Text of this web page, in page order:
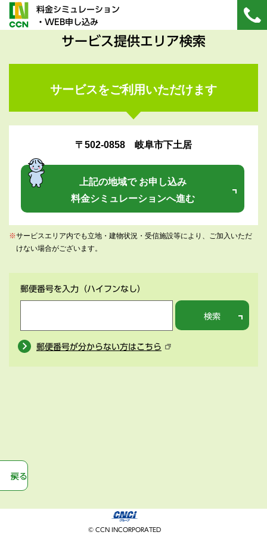
料金シミュレーション
・WEB申し込み
サービス提供エリア検索
サービスをご利用いただけます
〒502-0858 岐阜市下土居
上記の地域で お申し込み
料金シミュレーションへ進む
※サービスエリア内でも立地・建物状況・受信施設等により、ご加入いただ
けない場合がございます。
郵便番号を入力 （ハイフンなし）
検索
郵便番号が分からない方はこちら
戻る
© CCN INCORPORATED